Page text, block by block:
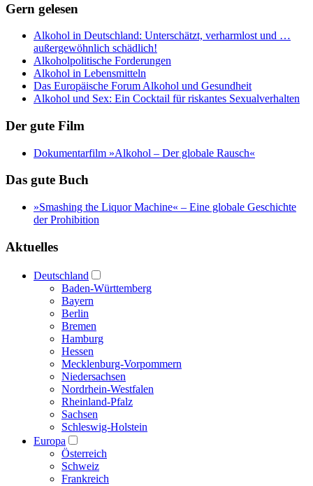
Gern gelesen
Alkohol in Deutschland: Unterschätzt, verharmlost und …
außergewöhnlich schädlich!
Alkoholpolitische Forderungen
Alkohol in Lebensmitteln
Das Europäische Forum Alkohol und Gesundheit
Alkohol und Sex: Ein Cocktail für riskantes Sexualverhalten
Der gute Film
Dokumentarfilm »Alkohol – Der globale Rausch«
Das gute Buch
»Smashing the Liquor Machine« ‒ Eine globale Geschichte
der Prohibition
Aktuelles
Deutschland
Baden-Württemberg
Bayern
Berlin
Bremen
Hamburg
Hessen
Mecklenburg-Vorpommern
Niedersachsen
Nordrhein-Westfalen
Rheinland-Pfalz
Sachsen
Schleswig-Holstein
Europa
Österreich
Schweiz
Frankreich